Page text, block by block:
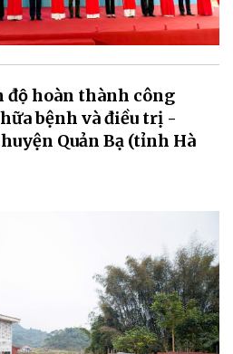
độ hoàn thành công
bệnh và điều trị -
Quản Bạ (tỉnh Hà